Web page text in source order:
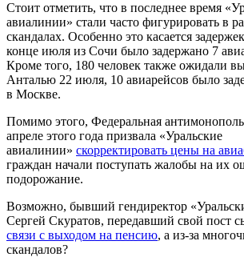
Стоит отметить, что в последнее время
авиалинии» стали часто фигурировать в
скандалах. Особенно это касается
конце июля из Сочи было задержано 7
Кроме того, 180 человек также ожидали
Анталью 22 июля, 10 авиарейсов было
в Москве.
Помимо этого, Федеральная
апреле этого года призвала «Уральские
авиалинии» скорректировать цены на
граждан начали поступать жалобы на их
подорожание.
Возможно, бывший гендиректор
Сергей Скуратов, передавший свой пост
связи с выходом на пенсию, а из-за
скандалов?